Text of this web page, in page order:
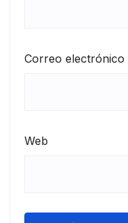
Correo electrónico
Web